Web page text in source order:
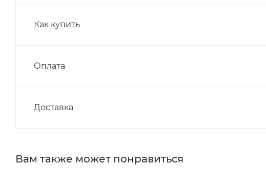
Как купить
Оплата
Доставка
Вам также может понравиться